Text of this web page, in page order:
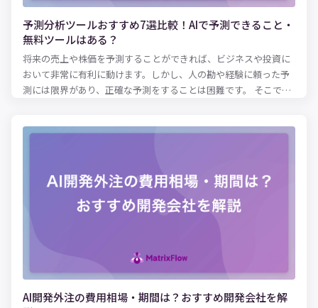
予測分析ツールおすすめ7選比較！AIで予測できること・
無料ツールはある？
将来の売上や株価を予測することができれば、ビジネスや投資に
おいて非常に有利に動けます。しかし、人の勘や経験に頼った予
測には限界があり、正確な予測をすることは困難です。 そこで、
未来を予測できます。さらに、機械学習や人工知能を使った予測
が予測できるのか、おすすめの予測分析ツールをご紹介します。
AIやツールを使った予測に興味がある方は、ぜひ参考にしてみて
AI開発外注の費用相場・期間は？おすすめ開発会社を解